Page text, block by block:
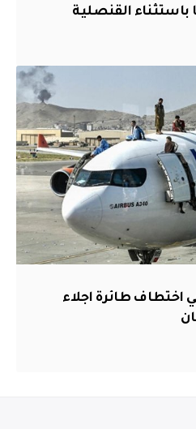
باستثناء القنصلية
اختطاف طائرة اجلاء